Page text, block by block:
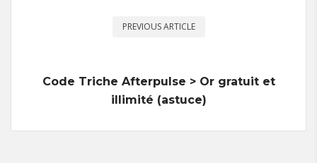
PREVIOUS ARTICLE
Code Triche Afterpulse > Or gratuit et
illimité (astuce)